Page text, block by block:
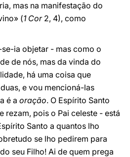
mas na manifestação do
(1 Cor2, 4), como
ia objetar - mas como o
de nós, mas da vinda do
há uma coisa que
e vou mencioná-las
é a oração. O Espírito Santo
rezam, pois o Pai celeste - está
Santo a quantos lho
se lho pedirem para
seu Filho! Ai de quem prega